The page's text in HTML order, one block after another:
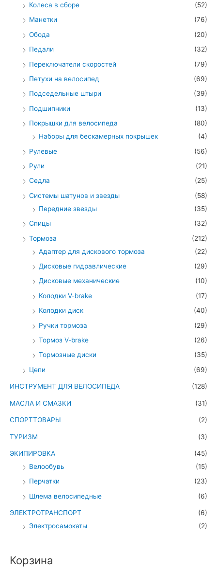
Колеса в сборе
(52)
Манетки
(76)
Обода
(20)
Педали
(32)
Переключатели скоростей
(79)
Петухи на велосипед
(69)
Подседельные штыри
(39)
Подшипники
(13)
Покрышки для велосипеда
(80)
Наборы для бескамерных покрышек
(4)
Рулевые
(56)
Рули
(21)
Седла
(25)
Системы шатунов и звезды
(58)
Передние звезды
(35)
Спицы
(32)
Тормоза
(212)
Адаптер для дискового тормоза
(22)
Дисковые гидравлические
(29)
Дисковые механические
(10)
Колодки V-brake
(17)
Колодки диск
(40)
Ручки тормоза
(29)
Тормоз V-brake
(26)
Тормозные диски
(35)
Цепи
(69)
ИНСТРУМЕНТ ДЛЯ ВЕЛОСИПЕДА (128)
МАСЛА И СМАЗКИ (31)
СПОРТТОВАРЫ (2)
ТУРИЗМ (3)
ЭКИПИРОВКА
(45)
Велообувь
(15)
Перчатки
(23)
Шлема велосипедные
(6)
ЭЛЕКТРОТРАНСПОРТ
(6)
Электросамокаты
(2)
Корзина